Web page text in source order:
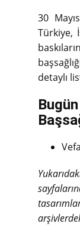
30
Türkiye,
detaylı